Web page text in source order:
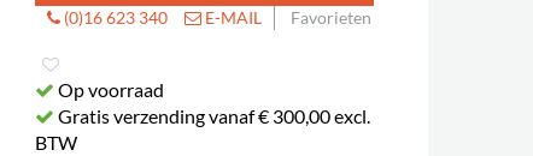
(0)16 623 340 E-MAIL Favorieten
Op voorraad
Gratis verzending vanaf € 300,00 excl.
BTW